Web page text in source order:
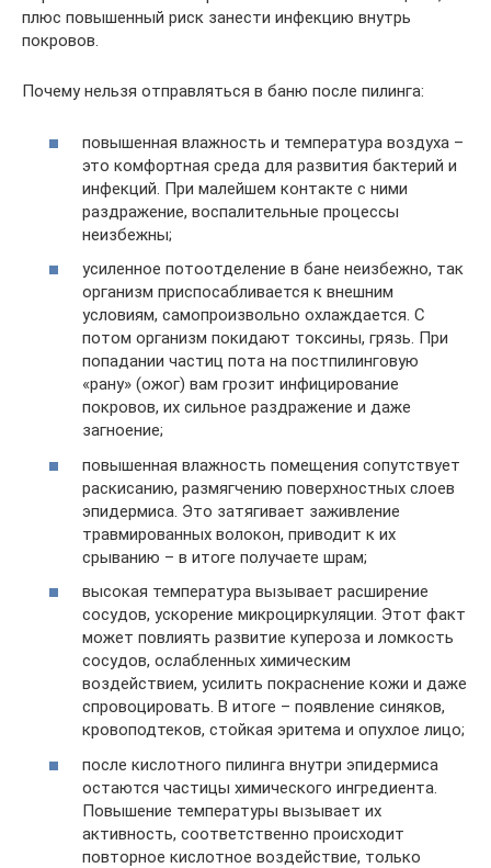
плюс повышенный риск занести инфекцию внутрь
покровов.
Почему нельзя отправляться в баню после пилинга:
повышенная влажность и температура воздуха –
это комфортная среда для развития бактерий и
инфекций. При малейшем контакте с ними
раздражение, воспалительные процессы
неизбежны;
усиленное потоотделение в бане неизбежно, так
организм приспосабливается к внешним
условиям, самопроизвольно охлаждается. С
потом организм покидают токсины, грязь. При
попадании частиц пота на постпилинговую
«рану» (ожог) вам грозит инфицирование
покровов, их сильное раздражение и даже
загноение;
повышенная влажность помещения сопутствует
раскисанию, размягчению поверхностных слоев
эпидермиса. Это затягивает заживление
травмированных волокон, приводит к их
срыванию – в итоге получаете шрам;
высокая температура вызывает расширение
сосудов, ускорение микроциркуляции. Этот факт
может повлиять развитие купероза и ломкость
сосудов, ослабленных химическим
воздействием, усилить покраснение кожи и даже
спровоцировать. В итоге – появление синяков,
кровоподтеков, стойкая эритема и опухлое лицо;
после кислотного пилинга внутри эпидермиса
остаются частицы химического ингредиента.
Повышение температуры вызывает их
активность, соответственно происходит
повторное кислотное воздействие, только